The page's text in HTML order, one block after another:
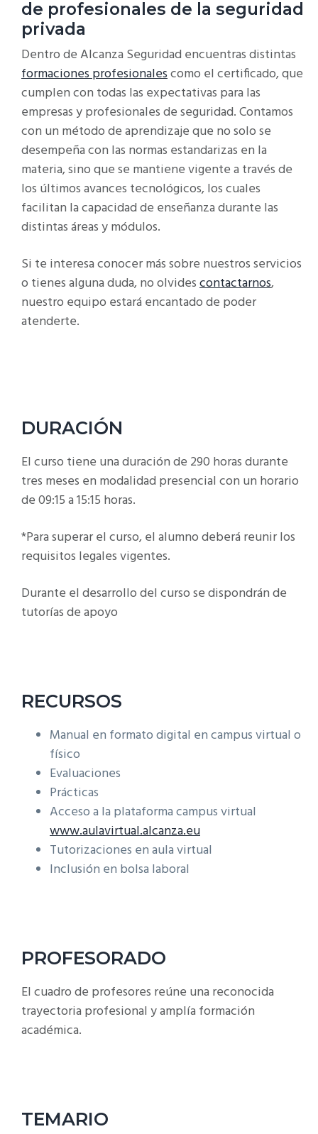
de profesionales de la seguridad
privada
Dentro de Alcanza Seguridad encuentras distintas
formaciones profesionalescomo el certificado, que
cumplen con todas las expectativas para las
empresas y profesionales de seguridad. Contamos
con un método de aprendizaje que no solo se
desempeña con las normas estandarizas en la
materia, sino que se mantiene vigente a través de
los últimos avances tecnológicos, los cuales
facilitan la capacidad de enseñanza durante las
distintas áreas y módulos.
Si te interesa conocer más sobre nuestros servicios
o tienes alguna duda, no olvidescontactarnos,
nuestro equipo estará encantado de poder
atenderte.
DURACIÓN
El curso tiene una duración de 290 horas durante
tres meses en modalidad presencial con un horario
de 09:15 a 15:15 horas.
*Para superar el curso, el alumno deberá reunir los
requisitos legales vigentes.
Durante el desarrollo del curso se dispondrán de
tutorías de apoyo
RECURSOS
Manual en formato digital en campus virtual o
físico
Evaluaciones
Prácticas
Acceso a la plataforma campus virtual
www.aulavirtual.alcanza.eu
Tutorizaciones en aula virtual
Inclusión en bolsa laboral
PROFESORADO
El cuadro de profesores reúne una reconocida
trayectoria profesional y amplía formación
académica.
TEMARIO